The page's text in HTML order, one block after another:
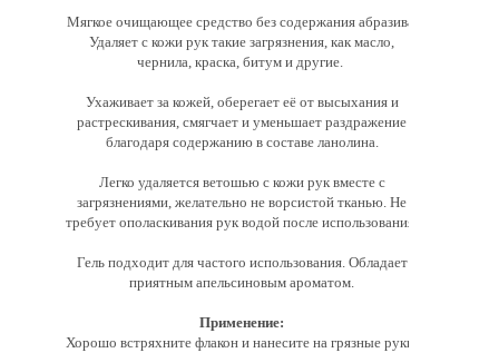
Мягкое очищающее средство без содержания абразива.
Удаляет с кожи рук такие загрязнения, как масло,
чернила, краска, битум и другие.
Ухаживает за кожей, оберегает её от высыхания и
растрескивания, смягчает и уменьшает раздражение
благодаря содержанию в составе ланолина.
Легко удаляется ветошью с кожи рук вместе с
загрязнениями, желательно не ворсистой тканью. Не
требует ополаскивания рук водой после использования.
Гель подходит для частого использования. Обладает
приятным апельсиновым ароматом.
Применение:
Хорошо встряхните флакон и нанесите на грязные руки.